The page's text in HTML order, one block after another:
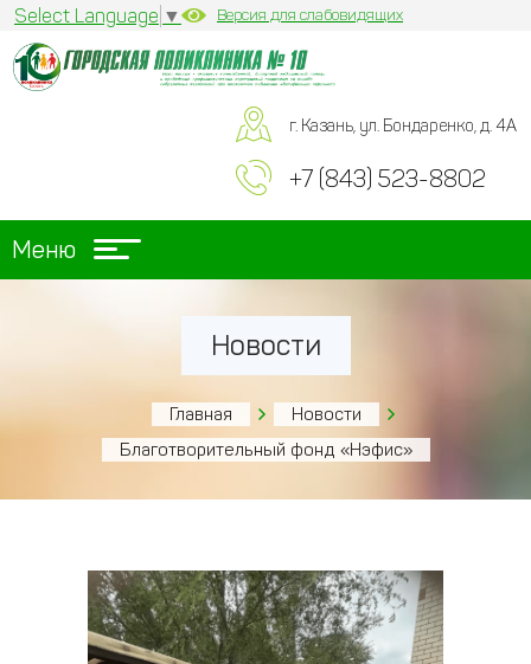
Select Language ▼ Версия для слабовидящих
г. Казань, ул. Бондаренко, д. 4А
+7 (843) 523-8802
Меню
Новости
Главная
Новости
Благотворительный фонд «Нэфис»